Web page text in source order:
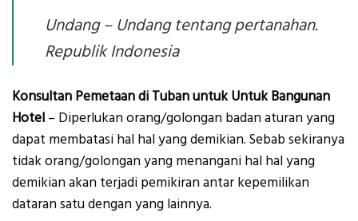
Undang – Undang tentang pertanahan.
Republik Indonesia
Konsultan Pemetaan di Tuban untuk Untuk Bangunan
Hotel – Diperlukan orang/golongan badan aturan yang
dapat membatasi hal hal yang demikian. Sebab sekiranya
tidak orang/golongan yang menangani hal hal yang
demikian akan terjadi pemikiran antar kepemilikan
dataran satu dengan yang lainnya.